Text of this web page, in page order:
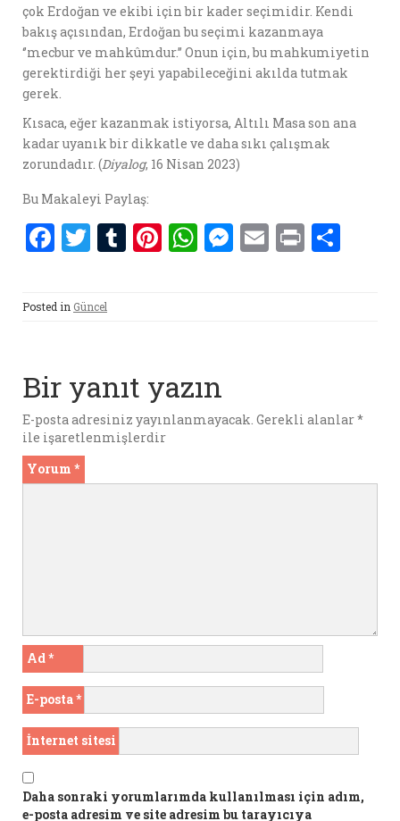
çok Erdoğan ve ekibi için bir kader seçimidir. Kendi
bakış açısından, Erdoğan bu seçimi kazanmaya
‘’mecbur ve mahkûmdur.’’ Onun için, bu mahkumiyetin
gerektirdiği her şeyi yapabileceğini akılda tutmak
gerek.
Kısaca, eğer kazanmak istiyorsa, Altılı Masa son ana
kadar uyanık bir dikkatle ve daha sıkı çalışmak
zorundadır. (Diyalog, 16 Nisan 2023)
Bu Makaleyi Paylaş:
F
ce
b
o
k
T
it
te
T Pi W
p
p
M E P
Posted in Güncel
Bir yanıt yazın
E-posta adresiniz yayınlanmayacak. Gerekli alanlar*
ile işaretlenmişlerdir
Yorum *
Ad*
E-posta*
İnternet sitesi
Daha sonraki yorumlarımda kullanılması için adım,
e-posta adresim ve site adresim bu tarayıcıya